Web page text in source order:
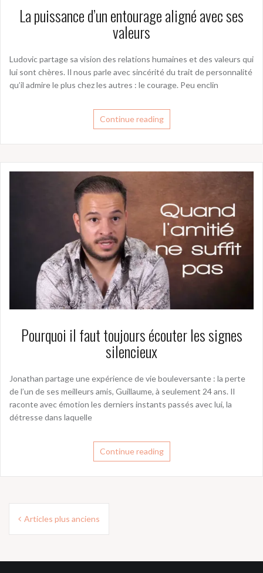
La puissance d’un entourage aligné avec ses
valeurs
Ludovic partage sa vision des relations humaines et des valeurs qui
lui sont chères. Il nous parle avec sincérité du trait de personnalité
qu’il admire le plus chez les autres : le courage. Peu enclin
Continue reading
Pourquoi il faut toujours écouter les signes
silencieux
Jonathan partage une expérience de vie bouleversante : la perte
de l’un de ses meilleurs amis, Guillaume, à seulement 24 ans. Il
raconte avec émotion les derniers instants passés avec lui, la
détresse dans laquelle
Continue reading
Navigation
Articles plus anciens